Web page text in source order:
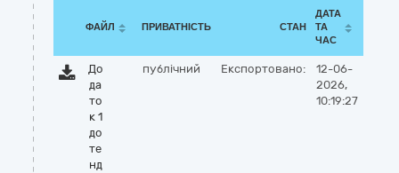
ФАЙЛ ПРИВАТНІСТЬ СТАН
ДАТА
ТА
ЧАС
До
да
то
к 1
до
те
нд
публічний Експортовано:
12-06-
2026,
10:19:27